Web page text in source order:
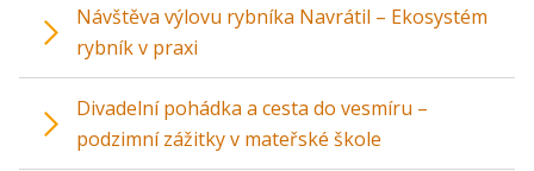
Návštěva výlovu rybníka Navrátil – Ekosystém
rybník v praxi
Divadelní pohádka a cesta do vesmíru –
podzimní zážitky v mateřské škole